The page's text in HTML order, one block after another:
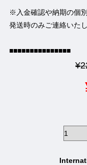
※入金確認や納期の個
発送時のみご連絡いたし
■■■■■■■■■■■■■■■